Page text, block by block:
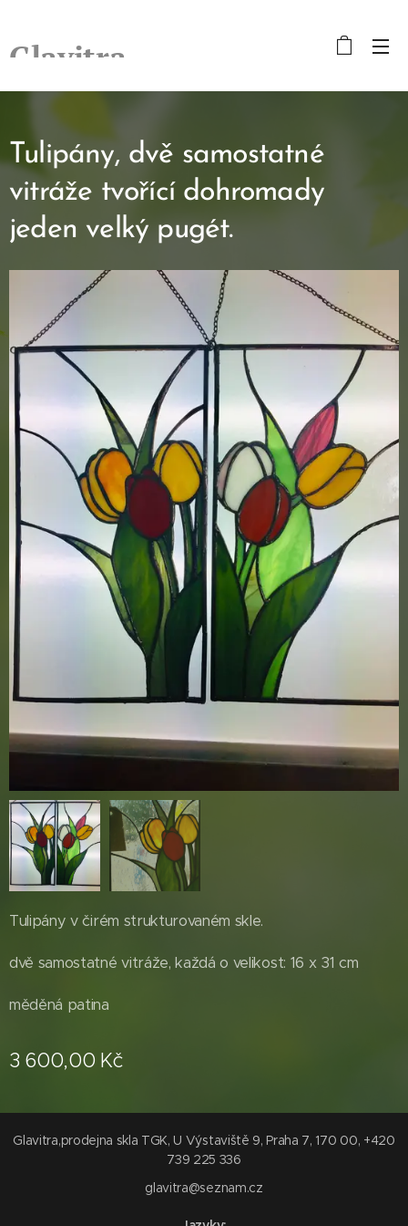
Glavitra
Tulipány, dvě samostatné
vitráže tvořící dohromady
jeden velký pugét.
Tulipány v čirém strukturovaném skle.
dvě samostatné vitráže, každá o velikost: 16 x 31 cm
měděná patina
3 600,00 Kč
Glavitra,prodejna skla TGK, U Výstaviště 9, Praha 7, 170 00, +420
739 225 336
glavitra@seznam.cz